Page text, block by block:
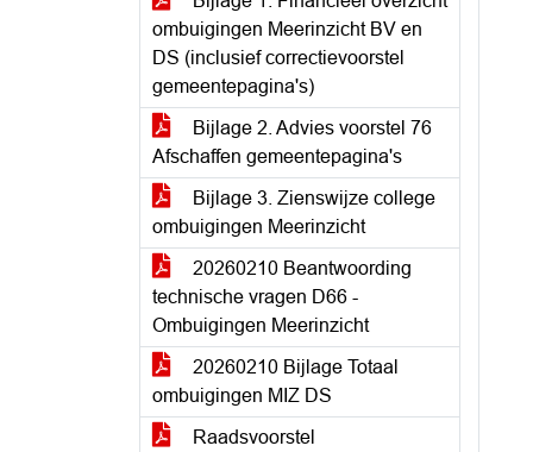
ombuigingen Meerinzicht BV en
DS (inclusief correctievoorstel
gemeentepagina's)
Bijlage 2. Advies voorstel 76
Afschaffen gemeentepagina's
Bijlage 3. Zienswijze college
ombuigingen Meerinzicht
20260210 Beantwoording
technische vragen D66 -
Ombuigingen Meerinzicht
20260210 Bijlage Totaal
ombuigingen MIZ DS
Raadsvoorstel